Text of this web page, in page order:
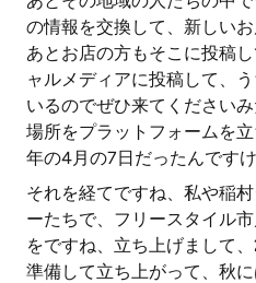
の情報を交換して、新しい
あとお店の方もそこに投稿
ャルメディアに投稿して、
いるのでぜひ来てください
場所をプラットフォームを
年の4月の7日だったんですけ
それを経てですね、私や稲
ーたちで、フリースタイル
をですね、立ち上げまして
準備して立ち上がって、秋